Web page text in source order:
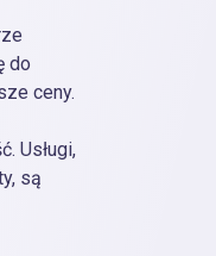
do
ceny.
Usługi,
są